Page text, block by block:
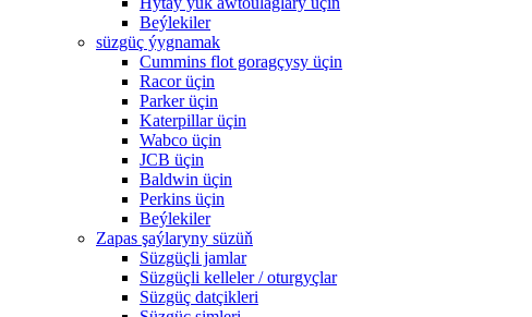
Beýlekiler
süzgüç ýygnamak
Cummins flot goragçysy üçin
Racor üçin
Parker üçin
Katerpillar üçin
Wabco üçin
JCB üçin
Baldwin üçin
Perkins üçin
Beýlekiler
Zapas şaýlaryny süzüň
Süzgüçli jamlar
Süzgüçli kelleler / oturgyçlar
Süzgüç datçikleri